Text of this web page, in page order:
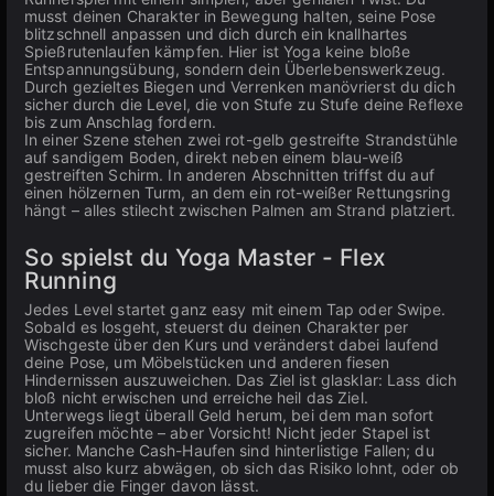
musst deinen Charakter in Bewegung halten, seine Pose
blitzschnell anpassen und dich durch ein knallhartes
Spießrutenlaufen kämpfen. Hier ist Yoga keine bloße
Entspannungsübung, sondern dein Überlebenswerkzeug.
Durch gezieltes Biegen und Verrenken manövrierst du dich
sicher durch die Level, die von Stufe zu Stufe deine Reflexe
bis zum Anschlag fordern.
In einer Szene stehen zwei rot-gelb gestreifte Strandstühle
auf sandigem Boden, direkt neben einem blau-weiß
gestreiften Schirm. In anderen Abschnitten triffst du auf
einen hölzernen Turm, an dem ein rot-weißer Rettungsring
hängt – alles stilecht zwischen Palmen am Strand platziert.
So spielst du Yoga Master - Flex
Running
Jedes Level startet ganz easy mit einem Tap oder Swipe.
Sobald es losgeht, steuerst du deinen Charakter per
Wischgeste über den Kurs und veränderst dabei laufend
deine Pose, um Möbelstücken und anderen fiesen
Hindernissen auszuweichen. Das Ziel ist glasklar: Lass dich
bloß nicht erwischen und erreiche heil das Ziel.
Unterwegs liegt überall Geld herum, bei dem man sofort
zugreifen möchte – aber Vorsicht! Nicht jeder Stapel ist
sicher. Manche Cash-Haufen sind hinterlistige Fallen; du
musst also kurz abwägen, ob sich das Risiko lohnt, oder ob
du lieber die Finger davon lässt.